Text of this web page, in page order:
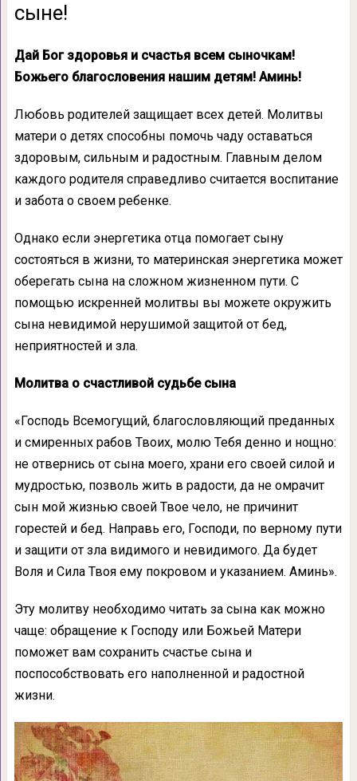
сыне!
Дай Бог здоровья и счастья всем сыночкам!
Божьего благословения нашим детям! Аминь!
Любовь родителей защищает всех детей. Молитвы
матери о детях способны помочь чаду оставаться
здоровым, сильным и радостным. Главным делом
каждого родителя справедливо считается воспитание
и забота о своем ребенке.
Однако если энергетика отца помогает сыну
состояться в жизни, то материнская энергетика может
оберегать сына на сложном жизненном пути. С
помощью искренней молитвы вы можете окружить
сына невидимой нерушимой защитой от бед,
неприятностей и зла.
Молитва о счастливой судьбе сына
«Господь Всемогущий, благословляющий преданных
и смиренных рабов Твоих, молю Тебя денно и нощно:
не отвернись от сына моего, храни его своей силой и
мудростью, позволь жить в радости, да не омрачит
сын мой жизнью своей Твое чело, не причинит
горестей и бед. Направь его, Господи, по верному пути
и защити от зла видимого и невидимого. Да будет
Воля и Сила Твоя ему покровом и указанием. Аминь».
Эту молитву необходимо читать за сына как можно
чаще: обращение к Господу или Божьей Матери
поможет вам сохранить счастье сына и
поспособствовать его наполненной и радостной
жизни.